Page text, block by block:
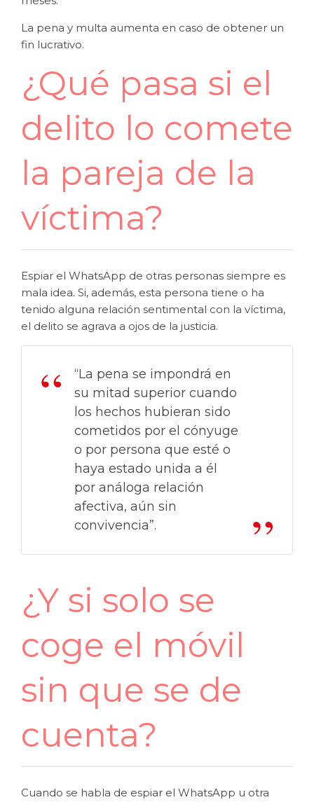
La pena y multa aumenta en caso de obtener un
fin lucrativo.
¿Qué pasa si el
delito lo comete
la pareja de la
víctima?
Espiar el WhatsApp de otras personas siempre es
mala idea. Si, además, esta persona tiene o ha
tenido alguna relación sentimental con la víctima,
el delito se agrava a ojos de la justicia.
“La pena se impondrá en
su mitad superior cuando
los hechos hubieran sido
cometidos por el cónyuge
o por persona que esté o
haya estado unida a él
por análoga relación
afectiva, aún sin
convivencia”.
¿Y si solo se
coge el móvil
sin que se de
cuenta?
Cuando se habla de espiar el WhatsApp u otra